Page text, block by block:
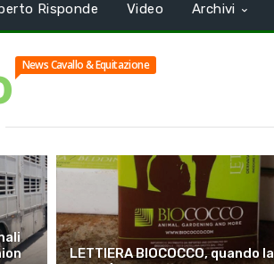
Risponde Video Archivi
News Cavallo & Equitazione
LETTIERA BIOCOCCO, quando la